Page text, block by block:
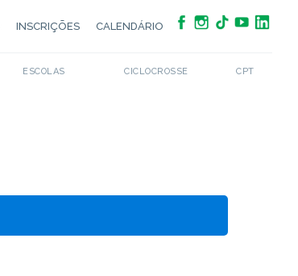
INSCRIÇÕES CALENDÁRIO
ESCOLAS CICLOCROSSE CPT